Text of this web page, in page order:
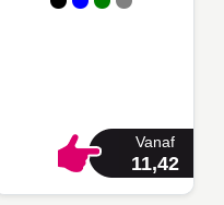
Vanaf
11,42